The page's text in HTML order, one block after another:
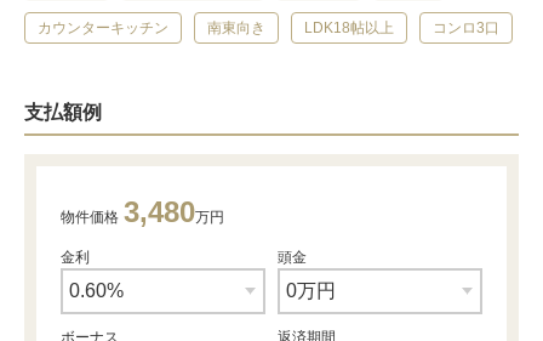
カウンターキッチン 南東向き LDK18帖以上 コンロ3口
支払額例
物件価格 3,480万円
金利 頭金
ボーナス 返済期間